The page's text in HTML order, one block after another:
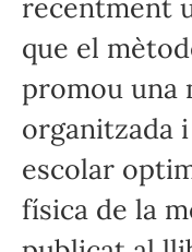
recentment
que el
promou una
organitzada
escolar
física de la